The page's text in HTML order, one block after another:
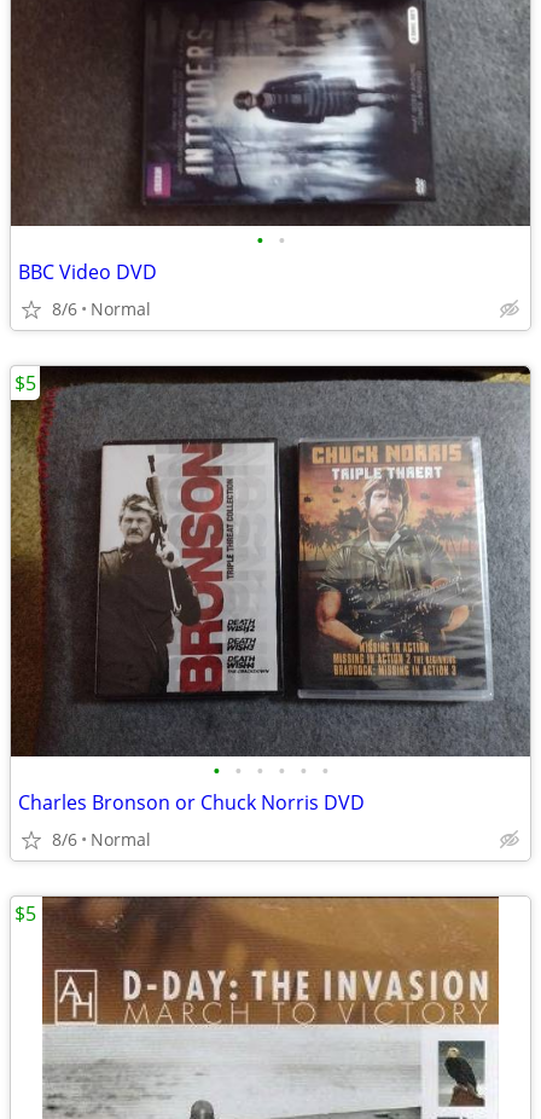
• •
BBC Video DVD
8/6 Normal
• • • • • •
Charles Bronson or Chuck Norris DVD
8/6 Normal
$5
$5